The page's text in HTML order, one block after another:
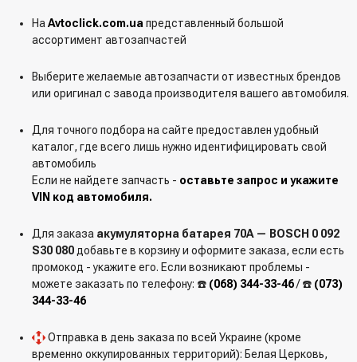
CK4T10655AA
ME8U2J10655NA
JOHNDEERE
HYUNDAI
На Avtoclick.com.ua представленный большой
ассортимент автозапчастей
Выберите желаемые автозапчасти от известных брендов
или оригинал с завода производителя вашего автомобиля.
Для точного подбора на сайте предоставлен удобный
каталог, где всего лишь нужно идентифицировать свой
автомобиль
Если не найдете запчасть - оставьте запрос и укажите
VIN код автомобиля.
Для заказа акумуляторна батарея 70А — BOSCH 0 092
S30 080 добавьте в корзину и оформите заказа, если есть
промокод - укажите его. Если возникают проблемы -
можете заказать по телефону: ☎️ (068) 344-33-46/ ☎️ (073)
344-33-46
Отправка в день заказа по всей Украине (кроме
временно оккупированных территорий): Белая Церковь,